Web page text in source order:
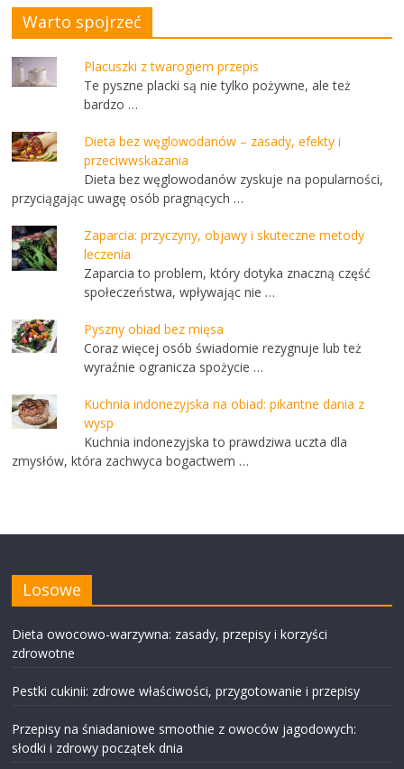
Warto spojrzeć
Placuszki z twarogiem przepis
Te pyszne placki są nie tylko pożywne, ale też
bardzo …
Dieta bez węglowodanów – zasady, efekty i
przeciwwskazania
Dieta bez węglowodanów zyskuje na popularności,
przyciągając uwagę osób pragnących …
Zaparcia: przyczyny, objawy i skuteczne metody
leczenia
Zaparcia to problem, który dotyka znaczną część
społeczeństwa, wpływając nie …
Pyszny obiad bez mięsa
Coraz więcej osób świadomie rezygnuje lub też
wyraźnie ogranicza spożycie …
Kuchnia indonezyjska na obiad: pikantne dania z
wysp
Kuchnia indonezyjska to prawdziwa uczta dla
zmysłów, która zachwyca bogactwem …
Losowe
Dieta owocowo-warzywna: zasady, przepisy i korzyści
zdrowotne
Pestki cukinii: zdrowe właściwości, przygotowanie i przepisy
Przepisy na śniadaniowe smoothie z owoców jagodowych:
słodki i zdrowy początek dnia